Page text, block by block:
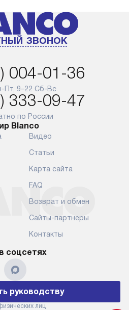
Товары
регионы
доставки
наша
прихожей.
месту его
это
Эта
его
возможные
Готовые
первый
звонок
004-01-36
Пт, 9–22 Сб-Вс
333-09-47
по России
Blanco
Видео
Статьи
Карта сайта
FAQ
Возврат и обмен
Сайты-партнеры
Контакты
соцсетях
руководству
лиц